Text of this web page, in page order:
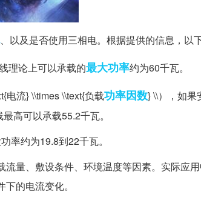
、以及是否使用三相电。根据提供的信息，以
理论上可以承载的最大功率约为60千瓦。
电流} \\times \\text{负载功率因数} \\），如果
高可以承载55.2千瓦。
率约为19.8到22千瓦。
量、敷设条件、环境温度等因素。实际应
的电流变化。